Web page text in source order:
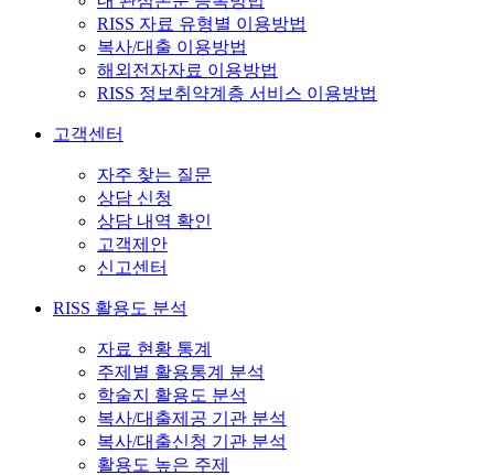
RISS 자료 유형별 이용방법
복사/대출 이용방법
해외전자자료 이용방법
RISS 정보취약계층 서비스 이용방법
고객센터
자주 찾는 질문
상담 신청
상담 내역 확인
고객제안
신고센터
RISS 활용도 분석
자료 현황 통계
주제별 활용통계 분석
학술지 활용도 분석
복사/대출제공 기관 분석
복사/대출신청 기관 분석
활용도 높은 주제